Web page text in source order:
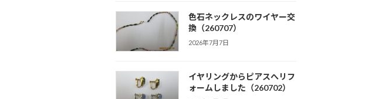
色石ネックレスのワイヤー交
換（260707）
2026年7月7日
イヤリングからピアスへリフ
ォームしました（260702）